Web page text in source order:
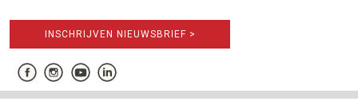
INSCHRIJVEN NIEUWSBRIEF >